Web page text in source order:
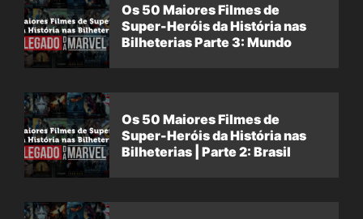
Os 50 Maiores Filmes de
Super-Heróis da História nas
Bilheterias Parte 3: Mundo
Os 50 Maiores Filmes de
Super-Heróis da História nas
Bilheterias | Parte 2: Brasil